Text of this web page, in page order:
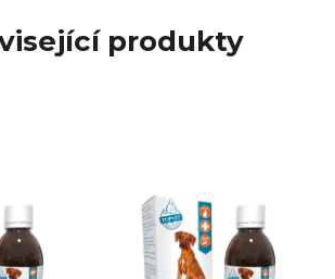
produkty